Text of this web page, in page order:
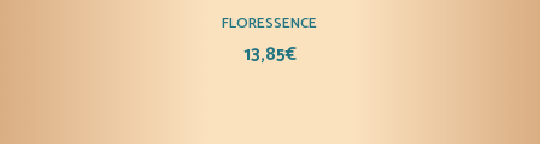
FLORESSENCE
13,85€